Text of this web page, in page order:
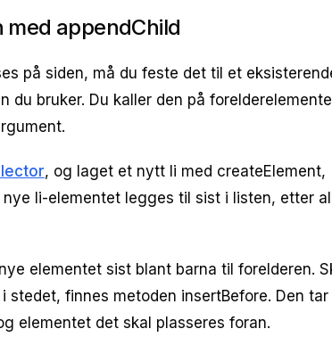
med appendChild
på siden, må du feste det til et
du bruker. Du kaller den på
, og laget et nytt li med createElement,
li-elementet legges til sist i listen, etter
elementet sist blant barna til forelderen.
stedet, finnes metoden insertBefore. Den
elementet det skal plasseres foran.